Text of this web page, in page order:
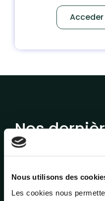
Nous utilisons des
Les cookies nous
Nos
études